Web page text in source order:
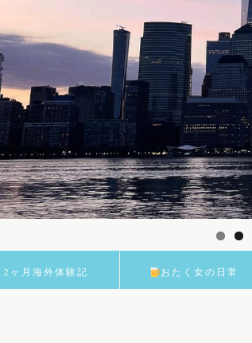
2ヶ月海外体験記 おたく女の日常